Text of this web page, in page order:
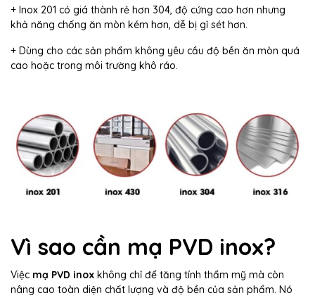
+ Inox 201 có giá thành rẻ hơn 304, độ cứng cao hơn nhưng
khả năng chống ăn mòn kém hơn, dễ bị gỉ sét hơn.
+ Dùng cho các sản phẩm không yêu cầu độ bền ăn mòn quá
cao hoặc trong môi trường khô ráo.
Vì sao cần mạ PVD inox?
Việc mạ PVD inox không chỉ để tăng tính thẩm mỹ mà còn
nâng cao toàn diện chất lượng và độ bền của sản phẩm. Nó